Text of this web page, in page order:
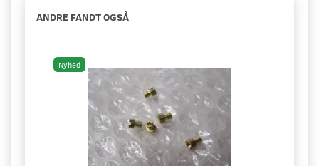
ANDRE FANDT OGSÅ
Nyhed